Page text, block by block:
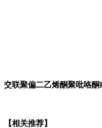
交联聚偏二乙烯酮聚吡咯
【相关推荐】